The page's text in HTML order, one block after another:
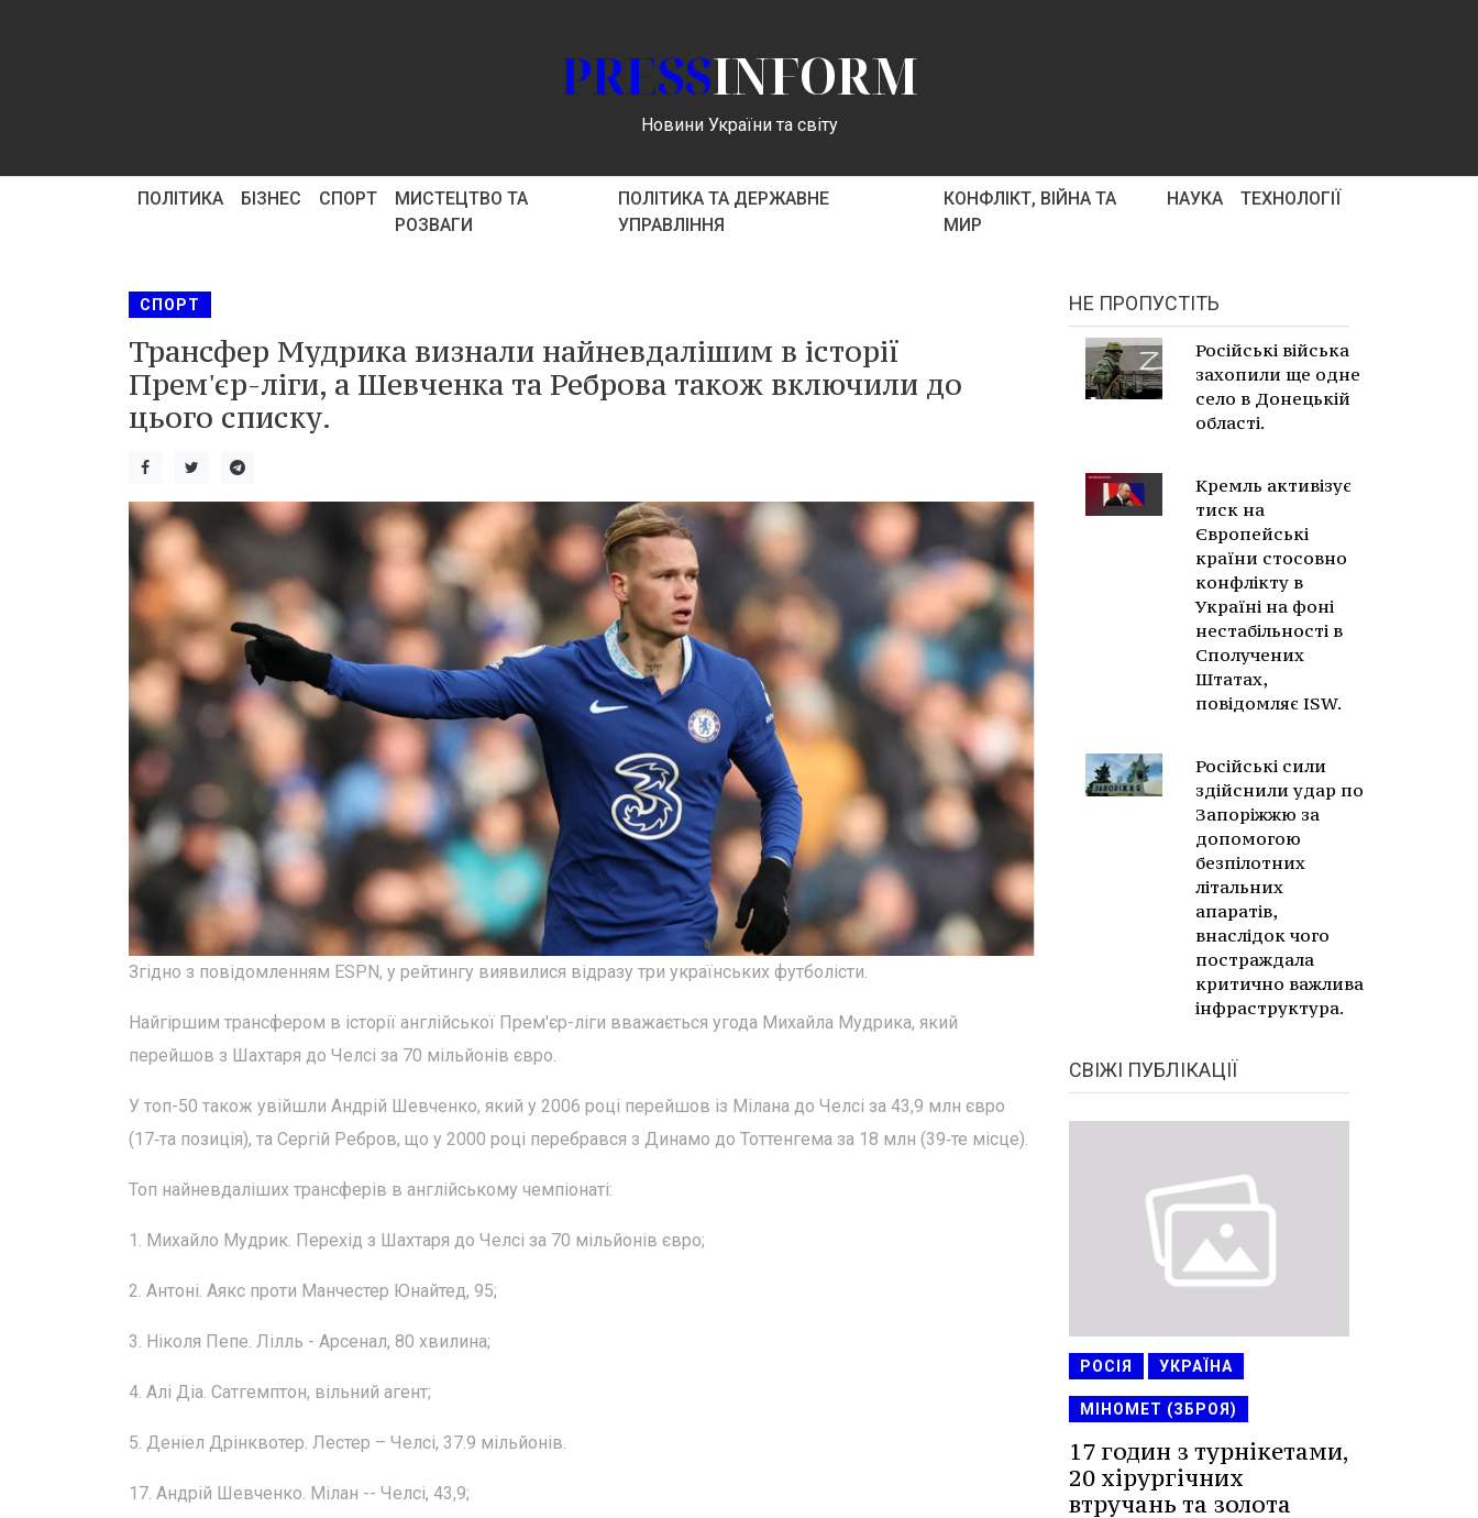
PRESSINFORM
Новини України та світу
ПОЛІТИКА БІЗНЕС СПОРТ
МИСТЕЦТВО ТА
РОЗВАГИ
ПОЛІТИКА ТА ДЕРЖАВНЕ
УПРАВЛІННЯ
КОНФЛІКТ, ВІЙНА ТА
МИР
НАУКА ТЕХНОЛОГІЇ
СПОРТ
Трансфер Мудрика визнали найневдалішим в історії
Прем'єр-ліги, а Шевченка та Реброва також включили до
цього списку.
Згідно з повідомленням ESPN, у рейтингу виявилися відразу три українських футболісти.
Найгіршим трансфером в історії англійської Прем'єр-ліги вважається угода Михайла Мудрика, який
перейшов з Шахтаря до Челсі за 70 мільйонів євро.
У топ-50 також увійшли Андрій Шевченко, який у 2006 році перейшов із Мілана до Челсі за 43,9 млн євро
(17‑та позиція), та Сергій Ребров, що у 2000 році перебрався з Динамо до Тоттенгема за 18 млн (39‑те місце).
Топ найневдаліших трансферів в англійському чемпіонаті:
1. Михайло Мудрик. Перехід з Шахтаря до Челсі за 70 мільйонів євро;
2. Антоні. Аякс проти Манчестер Юнайтед, 95;
3. Ніколя Пепе. Лілль - Арсенал, 80 хвилина;
4. Алі Діа. Сатгемптон, вільний агент;
5. Деніел Дрінквотер. Лестер – Челсі, 37.9 мільйонів.
17. Андрій Шевченко. Мілан -- Челсі, 43,9;
НЕ ПРОПУСТІТЬ
Російські війська
захопили ще одне
село в Донецькій
області.
Кремль активізує
тиск на
Європейські
країни стосовно
конфлікту в
Україні на фоні
нестабільності в
Сполучених
Штатах,
повідомляє ISW.
Російські сили
здійснили удар по
Запоріжжю за
допомогою
безпілотних
літальних
апаратів,
внаслідок чого
постраждала
критично важлива
інфраструктура.
СВІЖІ ПУБЛІКАЦІЇ
РОСІЯ УКРАЇНА
МІНОМЕТ (ЗБРОЯ)
17 годин з турнікетами,
20 хірургічних
втручань та золота